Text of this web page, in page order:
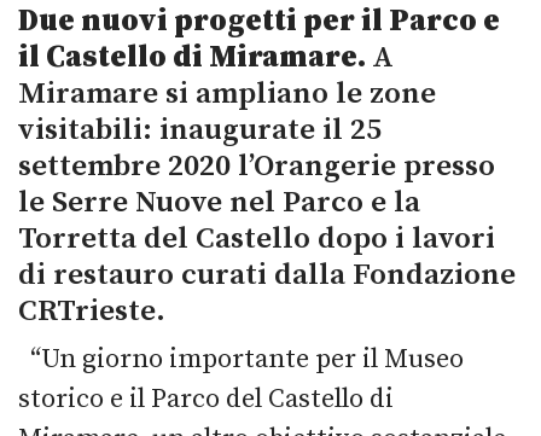
Due nuovi progetti per il Parco e
il Castello di Miramare. A
Miramare si ampliano le zone
visitabili: inaugurate il 25
settembre 2020 l’Orangerie presso
le Serre Nuove nel Parco e la
Torretta del Castello dopo i lavori
di restauro curati dalla Fondazione
CRTrieste.
“Un giorno importante per il Museo
storico e il Parco del Castello di